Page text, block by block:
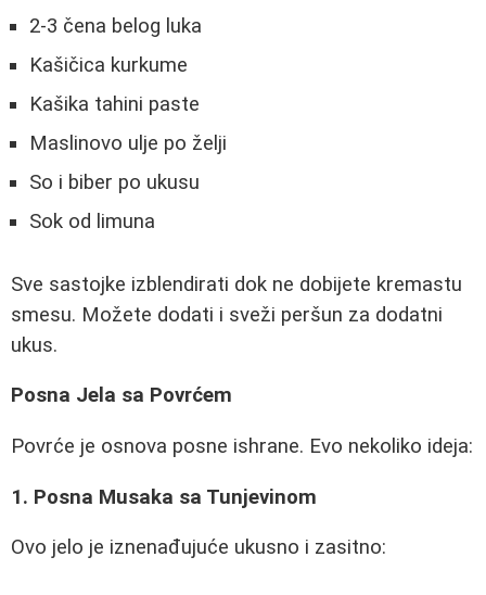
2-3 čena belog luka
Kašičica kurkume
Kašika tahini paste
Maslinovo ulje po želji
So i biber po ukusu
Sok od limuna
Sve sastojke izblendirati dok ne dobijete kremastu
smesu. Možete dodati i sveži peršun za dodatni
ukus.
Posna Jela sa Povrćem
Povrće je osnova posne ishrane. Evo nekoliko ideja:
1. Posna Musaka sa Tunjevinom
Ovo jelo je iznenađujuće ukusno i zasitno: